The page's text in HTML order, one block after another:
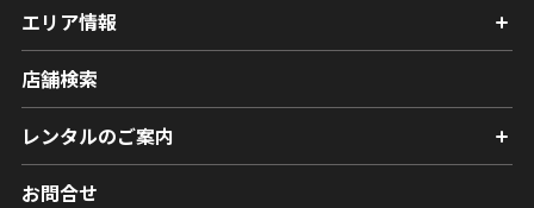
エリア情報
店舗検索
レンタルのご案内
お問合せ